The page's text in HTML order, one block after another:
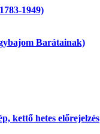
1949)
Barátainak)
kettő hetes előrejelzés